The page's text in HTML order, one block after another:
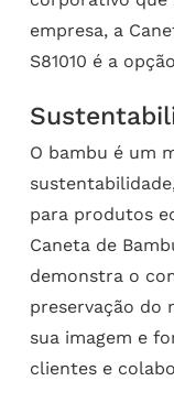
empresa, a
S81010 é a
O bambu é um
para produtos
Caneta de
demonstra o
preservação do
sua imagem e
clientes e